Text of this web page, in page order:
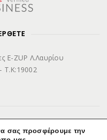
σας προσφέρουμε την